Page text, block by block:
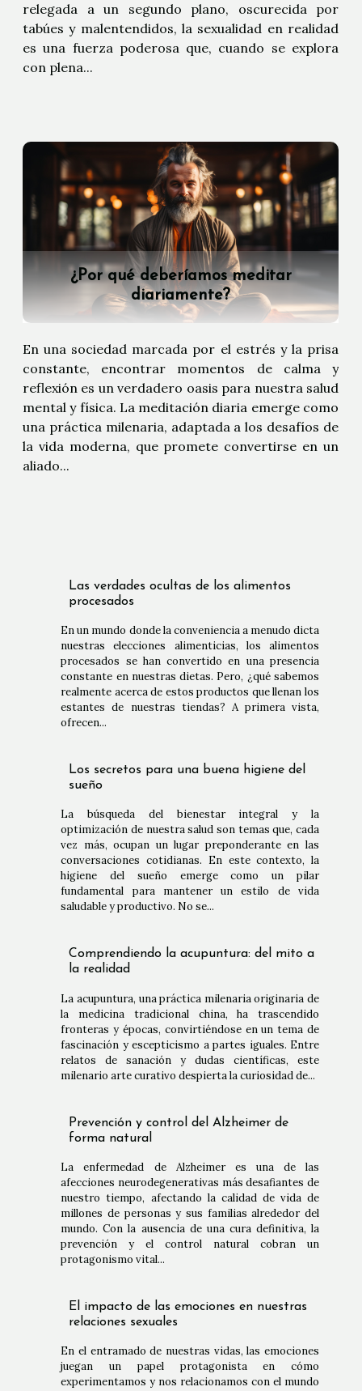
relegada a un segundo plano, oscurecida por
tabúes y malentendidos, la sexualidad en realidad
es una fuerza poderosa que, cuando se explora
con plena...
¿Por qué deberíamos meditar
diariamente?
En una sociedad marcada por el estrés y la prisa
constante, encontrar momentos de calma y
reflexión es un verdadero oasis para nuestra salud
mental y física. La meditación diaria emerge como
una práctica milenaria, adaptada a los desafíos de
la vida moderna, que promete convertirse en un
aliado...
Las verdades ocultas de los alimentos
procesados
En un mundo donde la conveniencia a menudo dicta
nuestras elecciones alimenticias, los alimentos
procesados se han convertido en una presencia
constante en nuestras dietas. Pero, ¿qué sabemos
realmente acerca de estos productos que llenan los
estantes de nuestras tiendas? A primera vista,
ofrecen...
Los secretos para una buena higiene del
sueño
La búsqueda del bienestar integral y la
optimización de nuestra salud son temas que, cada
vez más, ocupan un lugar preponderante en las
conversaciones cotidianas. En este contexto, la
higiene del sueño emerge como un pilar
fundamental para mantener un estilo de vida
saludable y productivo. No se...
Comprendiendo la acupuntura: del mito a
la realidad
La acupuntura, una práctica milenaria originaria de
la medicina tradicional china, ha trascendido
fronteras y épocas, convirtiéndose en un tema de
fascinación y escepticismo a partes iguales. Entre
relatos de sanación y dudas científicas, este
milenario arte curativo despierta la curiosidad de...
Prevención y control del Alzheimer de
forma natural
La enfermedad de Alzheimer es una de las
afecciones neurodegenerativas más desafiantes de
nuestro tiempo, afectando la calidad de vida de
millones de personas y sus familias alrededor del
mundo. Con la ausencia de una cura definitiva, la
prevención y el control natural cobran un
protagonismo vital...
El impacto de las emociones en nuestras
relaciones sexuales
En el entramado de nuestras vidas, las emociones
juegan un papel protagonista en cómo
experimentamos y nos relacionamos con el mundo